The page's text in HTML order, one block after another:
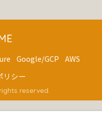
Google/GCP
AWS
リシー
reserved.